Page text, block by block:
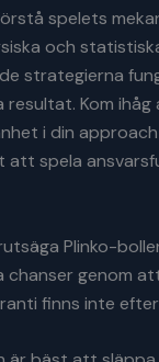
spelets
och
strategierna
Kom
i din
att spela
Plinko-
genom
finns inte